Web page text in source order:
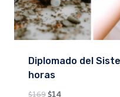
Diplomado del
horas
$169Original
$14Current